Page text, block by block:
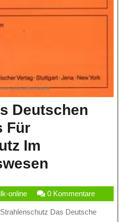
Deutschen
Für
Im
Des
Deutschen
ilk-onlineilk-
online
0 Kommentare